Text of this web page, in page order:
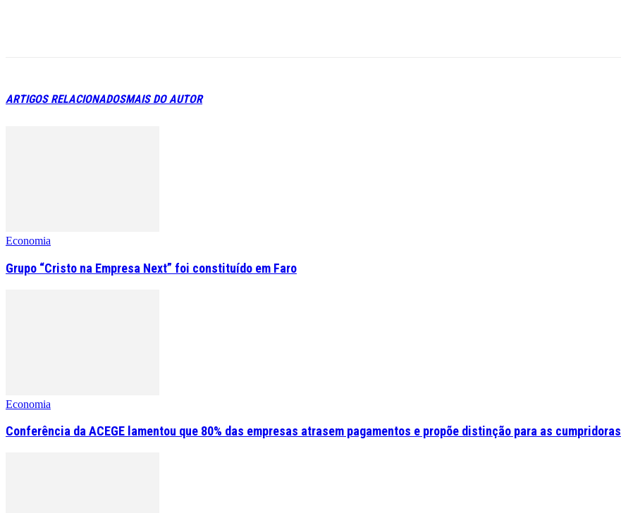
ARTIGOS RELACIONADOSMAIS DO AUTOR
Economia
Grupo “Cristo na Empresa Next” foi constituído em Faro
Economia
Conferência da ACEGE lamentou que 80% das empresas atrasem pagamentos e propõe distinção para as cumpridoras